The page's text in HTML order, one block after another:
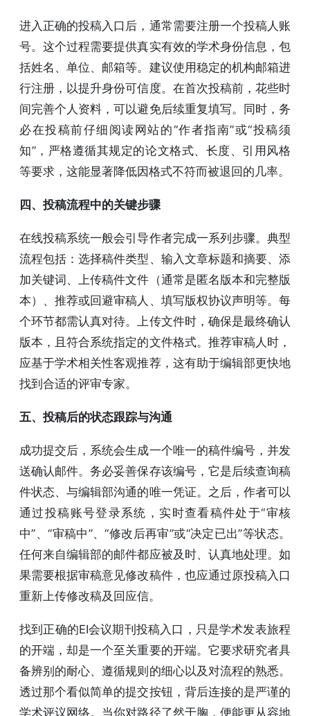
进入正确的投稿入口后，通常需要注册一个投稿人账
号。这个过程需要提供真实有效的学术身份信息，包
括姓名、单位、邮箱等。建议使用稳定的机构邮箱进
行注册，以提升身份可信度。在首次投稿前，花些时
间完善个人资料，可以避免后续重复填写。同时，务
必在投稿前仔细阅读网站的“作者指南”或“投稿须
知”，严格遵循其规定的论文格式、长度、引用风格
等要求，这能显著降低因格式不符而被退回的几率。
四、投稿流程中的关键步骤
在线投稿系统一般会引导作者完成一系列步骤。典型
流程包括：选择稿件类型、输入文章标题和摘要、添
加关键词、上传稿件文件（通常是匿名版本和完整版
本）、推荐或回避审稿人、填写版权协议声明等。每
个环节都需认真对待。上传文件时，确保是最终确认
版本，且符合系统指定的文件格式。推荐审稿人时，
应基于学术相关性客观推荐，这有助于编辑部更快地
找到合适的评审专家。
五、投稿后的状态跟踪与沟通
成功提交后，系统会生成一个唯一的稿件编号，并发
送确认邮件。务必妥善保存该编号，它是后续查询稿
件状态、与编辑部沟通的唯一凭证。之后，作者可以
通过投稿账号登录系统，实时查看稿件处于“审核
中”、“审稿中”、“修改后再审”或“决定已出”等状态。
任何来自编辑部的邮件都应被及时、认真地处理。如
果需要根据审稿意见修改稿件，也应通过原投稿入口
重新上传修改稿及回应信。
找到正确的EI会议期刊投稿入口，只是学术发表旅程
的开端，却是一个至关重要的开端。它要求研究者具
备辨别的耐心、遵循规则的细心以及对流程的熟悉。
透过那个看似简单的提交按钮，背后连接的是严谨的
学术评议网络。当你对路径了然于胸，便能更从容地